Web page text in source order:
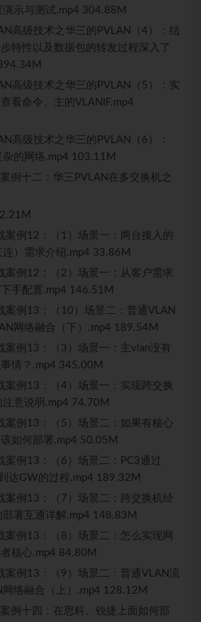
演示与测试.mp4 304.88M
高级技术之华三的PVLAN（4）：结
特性以及数据包的转发过程深入了
高级技术之华三的PVLAN（5）：实
看命令、主的VLANIF.mp4
高级技术之华三的PVLAN（6）：
杂的网络.mp4 103.11M
例十二：华三PVLAN在多交换机之
案例12：（1）场景一：两台接入的
连）需求介绍.mp4 33.86M
案例12：（2）场景一：从客户需求
手配置.mp4 146.51M
案例13：（10）场景二：普通VLAN
网络融合（下）.mp4 189.54M
案例13：（3）场景一：主vlan没有
情？.mp4 345.00M
案例13：（4）场景一：实现跨交换
注意说明.mp4 74.70M
案例13：（5）场景二：如果有核心
如何部署.mp4 50.05M
案例13：（6）场景二：PC3通过
达GW的过程.mp4 189.32M
案例13：（7）场景二：跨交换机经
部署互通详解.mp4 148.83M
案例13：（8）场景二：怎么实现网
核心.mp4 84.80M
案例13：（9）场景二：普通VLAN流
网络融合（上）.mp4 128.12M
例十四：在思科、锐捷上面如何部